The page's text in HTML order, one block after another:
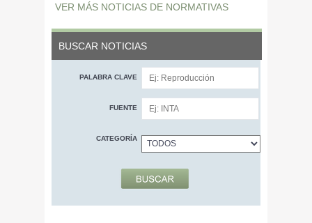
VER MÁS NOTICIAS DE NORMATIVAS
BUSCAR NOTICIAS
PALABRA CLAVE
FUENTE
CATEGORÍA